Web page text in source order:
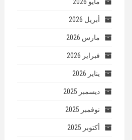
أبريل 2026
مارس 2026
فبراير 2026
يناير 2026
ديسمبر 2025
نوفمبر 2025
أكتوبر 2025